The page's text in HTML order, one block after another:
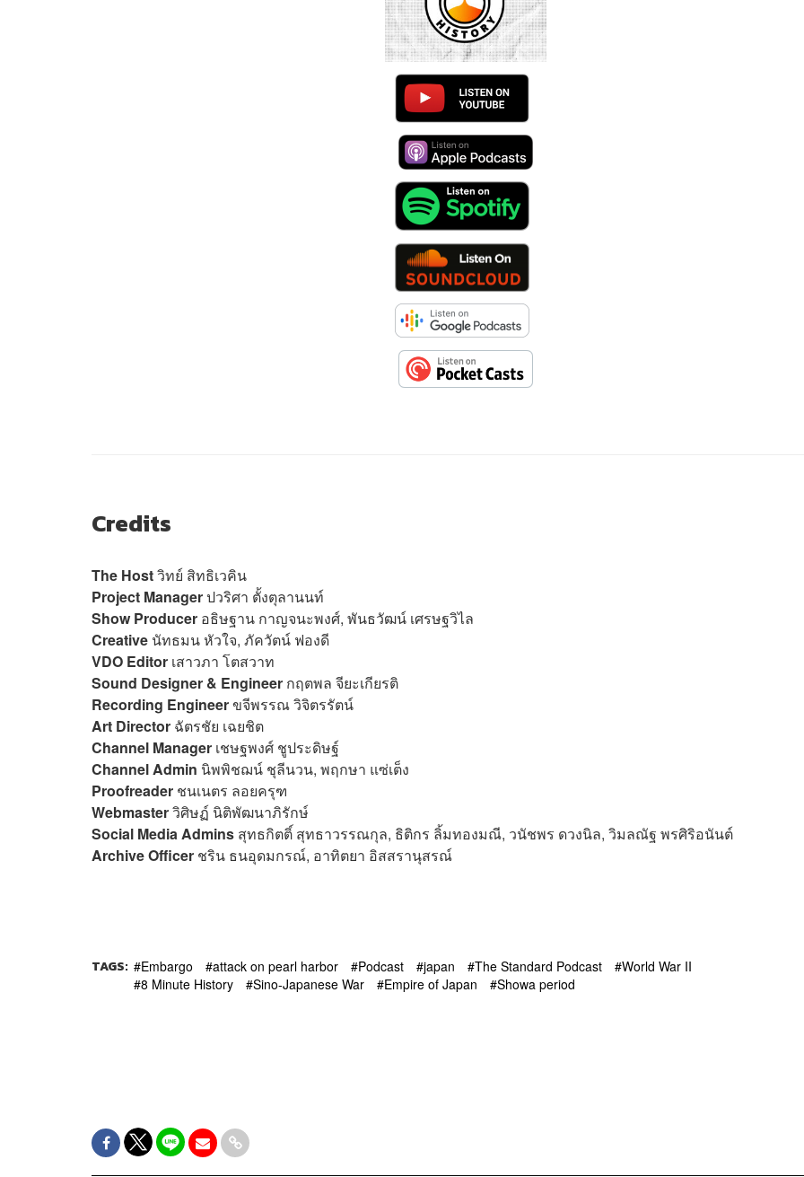
Credits
The Hostวิทย์ สิทธิเวคิน
Project Managerปวริศา ตั้งตุลานนท์
Show Producer อธิษฐาน กาญจนะพงศ์, พันธวัฒน์ เศรษฐวิไล
Creative นัทธมน หัวใจ, ภัควัตน์ ฟองดี
VDO Editor เสาวภา โตสวาท
Sound Designer & Engineer กฤตพล จียะเกียรติ
Recording Engineerขจีพรรณ วิจิตรรัตน์
Art Director ฉัตรชัย เฉยชิต
Channel Manager เชษฐพงศ์ ชูประดิษฐ์
Channel Admin นิพพิชฌน์ ชุลีนวน, พฤกษา แซ่เต็ง
Proofreader ชนเนตร ลอยครุฑ
Webmasterวิศิษฏ์ นิติพัฒนาภิรักษ์
Social Media Admins สุทธกิตติ์​ สุทธาวรรณกุล, ธิติกร ลิ้มทองมณี, วนัชพร ดวงนิล, วิมลณัฐ พรศิริอนันต์
Archive Officer ชริน ธนอุดมกรณ์, อาทิตยา อิสสรานุสรณ์
TAGS: Embargo attack on pearl harbor Podcast japan The Standard Podcast
World War II
8 Minute History
Sino-Japanese War Empire of Japan Showa period